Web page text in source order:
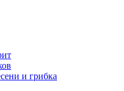
и грибка